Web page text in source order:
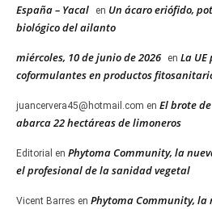
España – Yacal
en Un ácaro eriófido,
biológico del ailanto
miércoles, 10 de junio de 2026 en La
coformulantes en productos
juancervera45@hotmail.com en El brote
abarca 22 hectáreas de limoneros
Editorial en Phytoma Community, la
el profesional de la sanidad vegetal
Vicent Barres en Phytoma Community,